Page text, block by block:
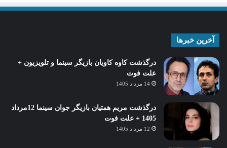
آخرین خبرها
درگذشت کاوه کاویان بازیگر سینما و تلویزیون +
علت فوت
14 مرداد 1405
درگذشت مریم همتیان بازیگر جوان سینما 12مرداد
1405 + علت فوت
12 مرداد 1405